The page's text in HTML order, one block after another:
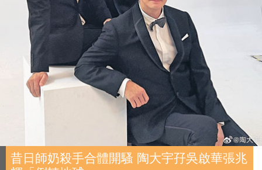
昔日師奶殺手合體開騷 陶大宇孖吳啟華張兆